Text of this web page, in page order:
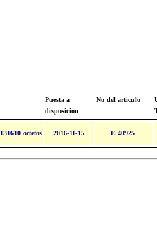
Puesta a
disposición
No del artículo
131610 octetos 2016-11-15 E 40925